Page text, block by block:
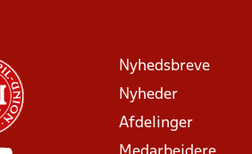
Nyhedsbreve
Nyheder
Afdelinger